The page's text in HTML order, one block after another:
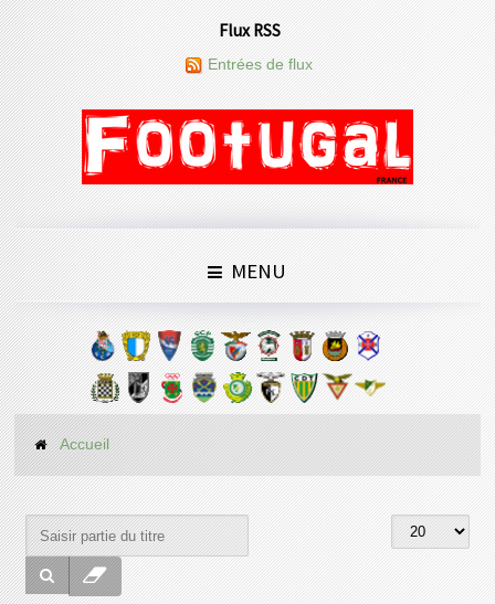
Flux RSS
Entrées de flux
MENU
Accueil